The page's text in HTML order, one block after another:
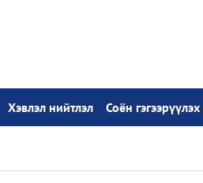
Хэвлэл нийтлэл Соён гэгээрүүлэх